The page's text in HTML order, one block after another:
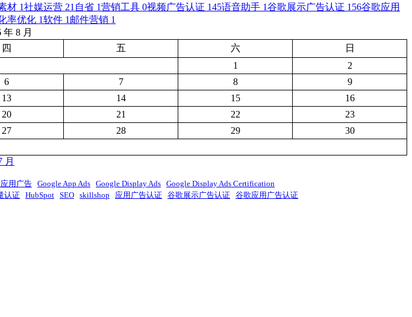
材 1社媒运营 21 自省 1营销工具 0视频广告认证 145语音助手 1谷歌展示广告认证 156谷歌应用
率优化 1软件 1 邮件营销 1
年 8 月
四 五 六
日
1
2
6 7 8
9
13 14 15
16
20 21 22
23
27 28 29
30
月
应用广告 Google App Ads Google Display Ads Google Display Ads Certification
认证 HubSpot SEO skillshop 应用广告认证 谷歌展示广告认证 谷歌应用广告认证